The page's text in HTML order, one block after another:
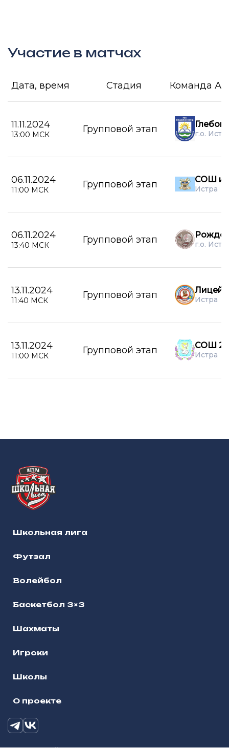
Участие в матчах
Дата, время Стадия Команда А
11.11.2024
13:00 МСК Групповой этап г.о.
06.11.2024
11:00 МСК Групповой этап СОШ
Истра
06.11.2024
13:40 МСК Групповой этап г.о.
13.11.2024
11:40 МСК Групповой этап Лицей
Истра
13.11.2024
11:00 МСК Групповой этап СОШ 2
Истра
Школьная лига
Футзал
Волейбол
Баскетбол 3×3
Шахматы
Игроки
Школы
О проекте